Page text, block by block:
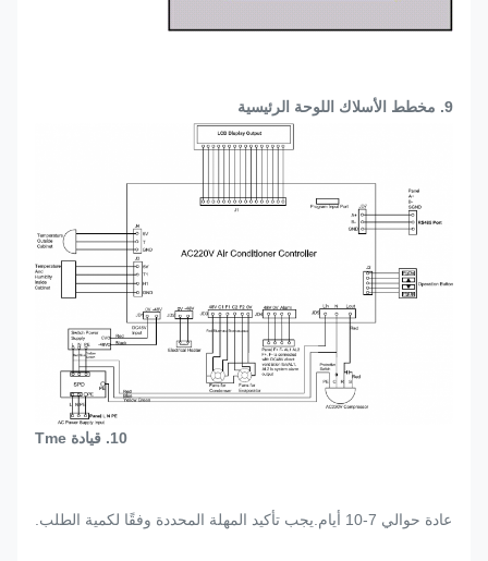
9. مخطط الأسلاك اللوحة الرئيسية
10. قيادة Tme
عادة حوالي 7-10 أيام.يجب تأكيد المهلة المحددة وفقًا لكمية الطلب.